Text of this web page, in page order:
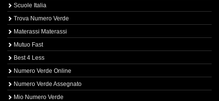
Scuole Italia
Trova Numero Verde
Materassi Materassi
Mutuo Fast
Best 4 Less
Numero Verde Online
Numero Verde Assegnato
Mio Numero Verde